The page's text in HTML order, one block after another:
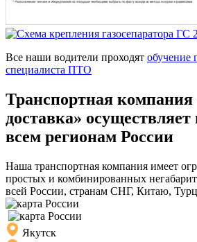
Все наши водители проходят обучение
специалиста ПТО
Транспортная компания
доставка» осуществляет
всем регионам России
Наша транспортная компания имеет
простых и комбинированных
всей России, странам СНГ, Китаю,
Якутск